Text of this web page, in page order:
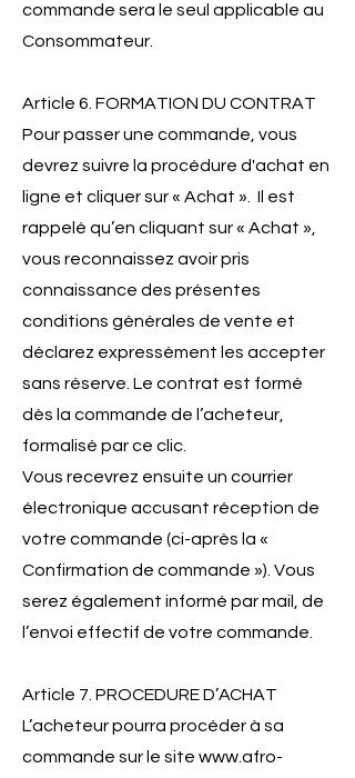
commande sera le seul applicable au
Consommateur.
Article 6. FORMATION DU CONTRAT
Pour passer une commande, vous
devrez suivre la procédure d'achat en
ligne et cliquer sur « Achat ». Il est
rappelé qu’en cliquant sur « Achat »,
vous reconnaissez avoir pris
connaissance des présentes
conditions générales de vente et
déclarez expressément les accepter
sans réserve. Le contrat est formé
dès la commande de l’acheteur,
formalisé par ce clic.
Vous recevrez ensuite un courrier
électronique accusant réception de
votre commande (ci-après la «
Confirmation de commande »). Vous
serez également informé par mail, de
l’envoi effectif de votre commande.
Article 7. PROCEDURE D’ACHAT
L’acheteur pourra procéder à sa
commande sur le site www.afro-